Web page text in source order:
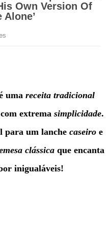
uma receita tradicional
com extrema simplicidade.
para um lanche caseiro e
clássica que encanta
inigualáveis!